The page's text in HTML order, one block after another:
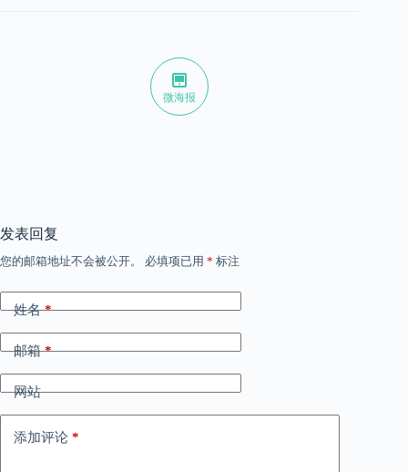
微海报
发表回复
您的邮箱地址不会被公开。 必填项已用 * 标注
姓名*
邮箱*
网站
添加评论 *